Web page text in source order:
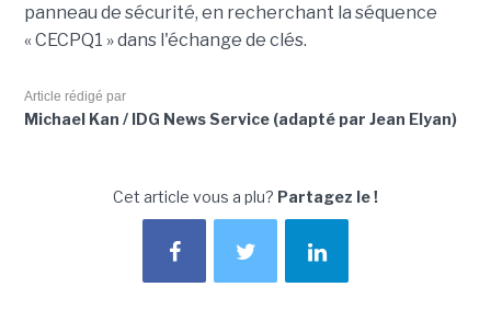
panneau de sécurité, en recherchant la séquence
« CECPQ1 » dans l'échange de clés.
Article rédigé par
Michael Kan / IDG News Service (adapté par Jean Elyan)
Cet article vous a plu? Partagez le !